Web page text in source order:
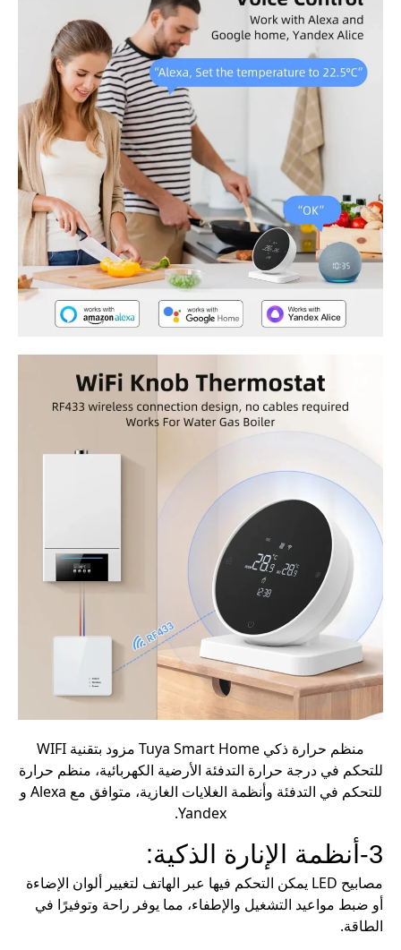
منظم حرارة ذكي Tuya Smart Home مزود بتقنية WIFI
للتحكم في درجة حرارة التدفئة الأرضية الكهربائية، منظم حرارة
للتحكم في التدفئة وأنظمة الغلايات الغازية، متوافق مع Alexa و
Yandex.
3-أنظمة الإنارة الذكية:
مصابيح LED يمكن التحكم فيها عبر الهاتف لتغيير ألوان الإضاءة
أو ضبط مواعيد التشغيل والإطفاء، مما يوفر راحة وتوفيرًا في
الطاقة.